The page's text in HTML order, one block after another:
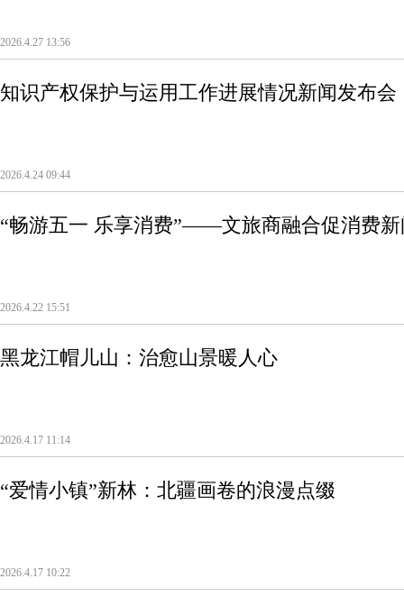
2026.4.27 13:56
知识产权保护与运用工作进展情况新闻发布会
2026.4.24 09:44
“畅游五一 乐享消费”——文旅商融合促消费新
2026.4.22 15:51
黑龙江帽儿山：治愈山景暖人心
2026.4.17 11:14
“爱情小镇”新林：北疆画卷的浪漫点缀
2026.4.17 10:22